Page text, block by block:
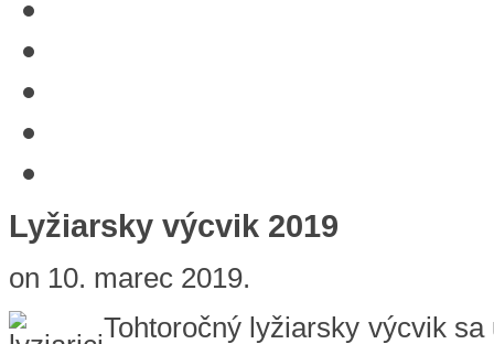
Lyžiarsky výcvik 2019
on 10. marec 2019.
Tohtoročný lyžiarsky výcvik